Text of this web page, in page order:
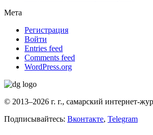
Мета
Регистрация
Войти
Entries feed
Comments feed
WordPress.org
© 2013–2026 г. г., самарский интернет-
Подписывайтесь: Вконтакте, Telegram